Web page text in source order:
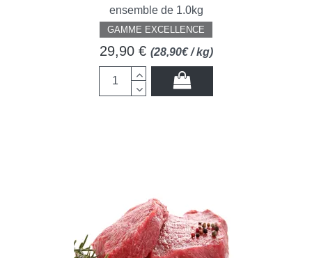
ensemble de 1.0kg
GAMME EXCELLENCE
29,90 € (28,90€ / kg)